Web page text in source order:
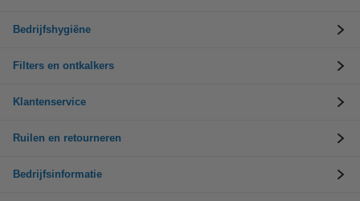
Bedrijfshygiëne
Filters en ontkalkers
Klantenservice
Ruilen en retourneren
Bedrijfsinformatie